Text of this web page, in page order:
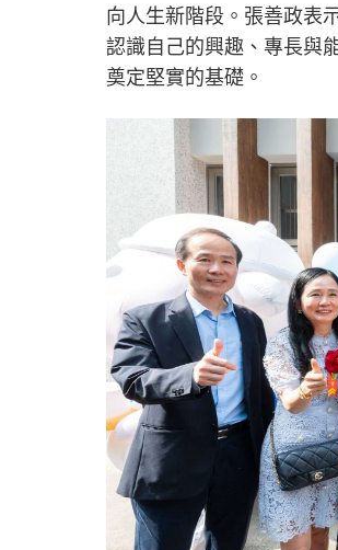
向人生新階段。張善政表
認識自己的興趣、專長與
奠定堅實的基礎。